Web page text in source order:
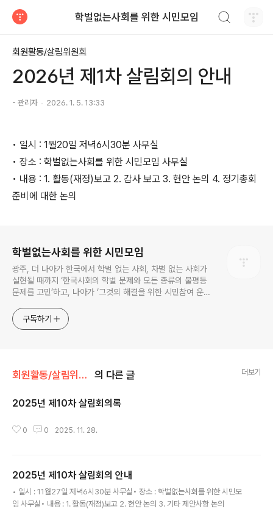
학벌없는사회를 위한 시민모임
회원활동/살림위원회
2026년 제1차 살림회의 안내
- 관리자 2026. 1. 5. 13:33
• 일시 : 1월20일 저녁6시30분 사무실
• 장소 : 학벌없는사회를 위한 시민모임 사무실
• 내용 : 1. 활동(재정)보고 2. 감사 보고 3. 현안 논의 4. 정기총회
준비에 대한 논의
학벌없는사회를 위한 시민모임
광주, 더 나아가 한국에서 학벌 없는 사회, 차별 없는 사회가
실현될 때까지 ‘한국사회의 학벌 문제와 모든 종류의 불평등
문제를 고민’하고, 나아가 ‘그것의 해결을 위한 시민참여 운
구독하기
회원활동/살림위원회 의 다른 글 더보기
2025년 제10차 살림회의록
0 0 2025. 11. 28.
2025년 제10차 살림회의 안내
• 일시 : 11월27일 저녁6시30분 사무실• 장소 : 학벌없는사회를 위한 시민모
임 사무실• 내용 : 1. 활동(재정)보고 2. 현안 논의 3. 기타 제안사항 논의